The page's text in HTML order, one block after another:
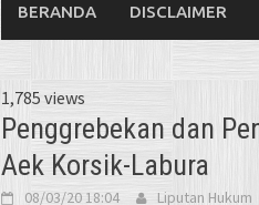
BERANDA DISCLAIMER
1,785 views
Penggrebekan dan
Aek Korsik-Labura
08/03/20 18:04 Liputan Hukum